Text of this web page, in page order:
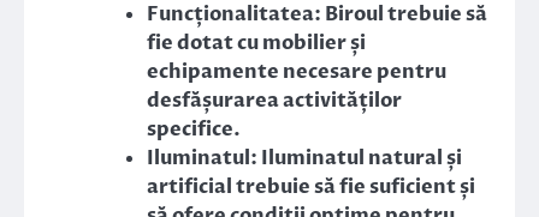
Funcționalitatea: Biroul trebuie să
fie dotat cu mobilier și
echipamente necesare pentru
desfășurarea activităților
specifice.
Iluminatul: Iluminatul natural și
artificial trebuie să fie suficient și